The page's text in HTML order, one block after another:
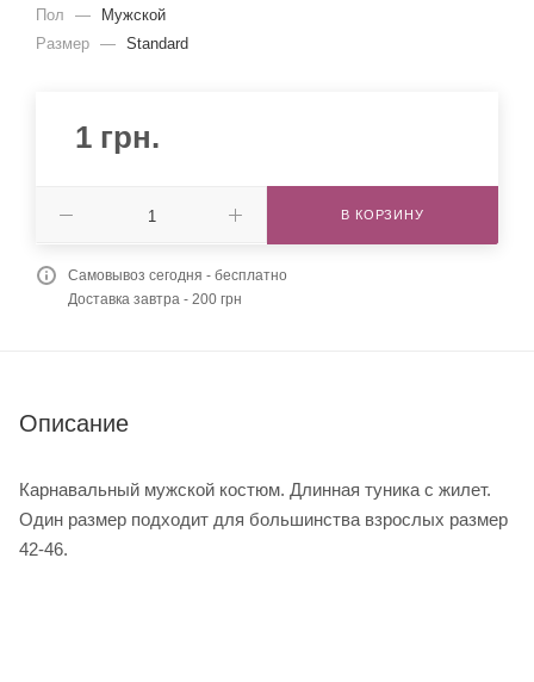
Пол
—
Мужской
Размер — Standard
1 грн.
В КОРЗИНУ
Самовывоз сегодня - бесплатно
Доставка завтра - 200 грн
Описание
Карнавальный мужской костюм. Длинная туника с жилет.
Один размер подходит для большинства взрослых размер
42-46.